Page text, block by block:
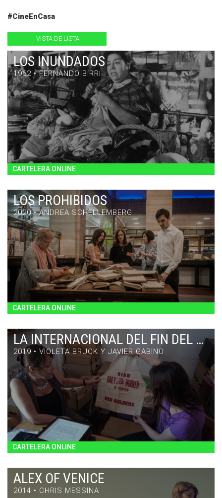
#CineEnCasa
VISTA DE LISTA
LOS INUNDADOS
1962 • FERNANDO BIRRI
CARTELERA ONLINE
LOS INUNDADOS
DOCUMENTAL / 80' / ARGENTINA / 1962
LOS PROHIBIDOS
2020 • ANDREA SCHELLEMBERG
CARTELERA ONLINE
LOS PROHIBIDOS
DOCUMENTAL / 65' / ARGENTINA / 2020
LA INTERNACIONAL DEL FIN DEL MUNDO
2019 • VIOLETA BRUCK Y JAVIER GABINO
CARTELERA ONLINE
LA INTERNACIONAL DEL FIN DEL MUNDO
DOCUMENTAL / 78' / ARGENTINA / 2019
ALEX OF VENICE
2014 • CHRIS MESSINA
ALEX OF VENICE